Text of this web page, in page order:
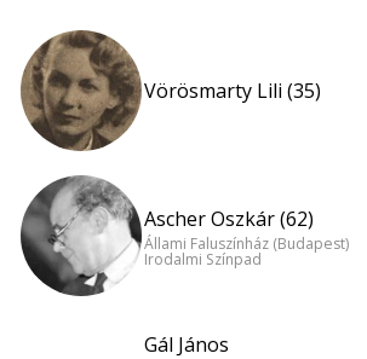
Vörösmarty Lili (35)
Ascher Oszkár (62)
Állami Faluszínház (Budapest)
Irodalmi Színpad
Gál János